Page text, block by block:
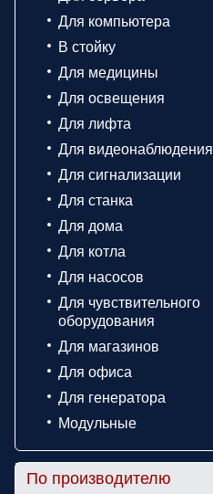
Для компьютера
В стойку
Для медицины
Для освещения
Для лифта
Для видеонаблюдения
Для сигнализации
Для станка
Для дома
Для котла
Для насосов
Для чувствительного
оборудования
Для магазинов
Для офиса
Для генератора
Модульные
По производителю